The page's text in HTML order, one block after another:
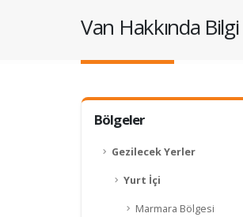
Van Hakkında Bilgi
Bölgeler
Gezilecek Yerler
Yurt İçi
Marmara Bölgesi